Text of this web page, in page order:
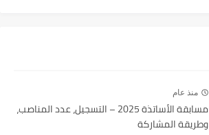
منذ عام
مسابقة الأساتذة 2025 – التسجيل، عدد المناصب،
وطريقة المشاركة